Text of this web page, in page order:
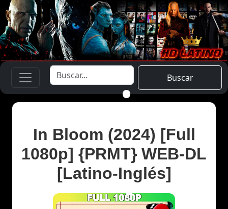
Buscar
In Bloom (2024) [Full
1080p] {PRMT} WEB-DL
[Latino-Inglés]